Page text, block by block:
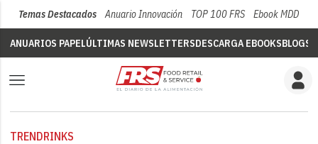
Temas Destacados Anuario Innovación TOP 100 FRS Ebook MDD
ANUARIOS PAPELÚLTIMAS NEWSLETTERSDESCARGA EBOOKSBLOGS
TRENDRINKS